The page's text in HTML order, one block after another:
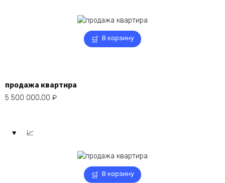
В корзину
продажа квартира
5 500 000,00 ₽
В корзину